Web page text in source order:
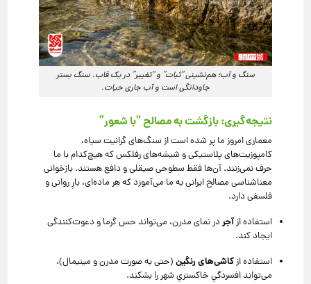
سنگ و آب؛ هم‌نشینی “ثبات” و “تغییر” در یک قاب. سنگ بستر
جاودانگی است و آب جاری حیات.
نتیجه‌گیری: بازگشت به مصالح “با شعور”
معماری امروز ما پر شده است از سنگ‌های گرانیت سیاه،
کامپوزیت‌های پلاستیکی و شیشه‌های رفلکس که هیچ‌کدام با ما
حرف نمی‌زنند. آن‌ها فقط سطوحی صیقلی و دافع هستند. بازخوانی
معناشناسی مصالح ایرانی به ما می‌آموزد که هر ماده‌ای، بارِ روانی و
فلسفی دارد.
استفاده ازآجر در نمای مدرن، می‌تواند حس گرما و دعوت‌کنندگی
ایجاد کند.
استفاده ازکاشی‌های رنگین (حتی به صورت مدرن و مینیمال)،
می‌تواند افسردگیِ خاکستریِ شهر را بشکند.